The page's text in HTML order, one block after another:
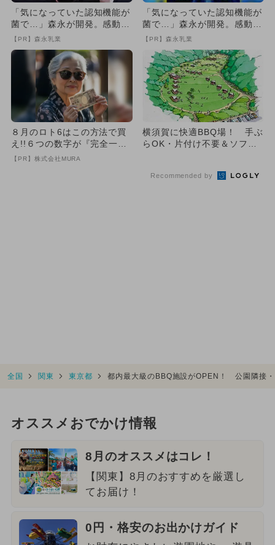
「気になっていた認知機能が
菌で…」森永が開発。感動の
70代続出
【PR】森永乳業
「気になっていた認知機能が
菌で…」森永が開発。感動の
70代続出
【PR】森永乳業
８月のロト6はこの方法で買
え!!６つの数字が『完全一
致』する方法
【PR】株式会社MURA
横須賀に快適BBQ場！ 手ぶ
らOK・片付け不要＆ソファ
Recommended by
全国 関東 東京都 都内最大級のBBQ施設がOPEN！ 公園隣接
オススメおでかけ情報
8月のオススメはコレ！
【関東】8月のおすすめを厳選し
てお届け！
0円・格安のお出かけガイド